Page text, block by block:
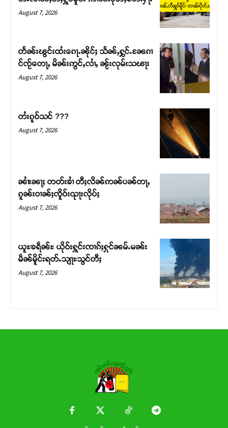
တႃႇႁႂ်ႈသဵင်ၵၢင်ၸႂ်ၵူၼ်းမိူင်း ၵူႈတီႈၵူႈလႅၼ်ပေႃးတေၸွ
ဝ်ႇၽူႈတွႆႇႁွၵ်ႈ လႆႈယူႇၶႃႈဢေႃႈ။
August 7, 2026
တႅၼ်းၽွင်းထႆးၵေႃႉၼိုင်ႈ သႅၼ်ႇႁွင်ႉၼႄၵၢ
င်ၸႂ်တေႃႇ မိၼ်းဢွင်ႇလၢႆႇ ၼႂ်းလုမ်းသၽႃး
August 7, 2026
တႆးၵူဝ်သင် ???
August 7, 2026
ၼၢႆးၼႃႈ တတ်းၶၢႆ တီႈလိၼ်ဢၼ်ပၼ်တႃႇ
ၵူၼ်းဝၢၼ်ႈၸိူဝ်းၺႃးလိုပ်ႈ
August 7, 2026
ယူႊၶရဵၼ်ႊ ယိုဝ်းႁူင်းၸၢၵ်ႈႁုင်ၼမ်ႉမၼ်း
မဵၼ်မိူင်းရတ်ႉသျႃႊသွင်တီႈ
August 7, 2026